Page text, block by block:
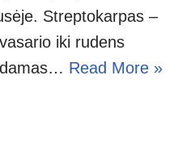
Streptokarpas –
iki rudens
Read More »